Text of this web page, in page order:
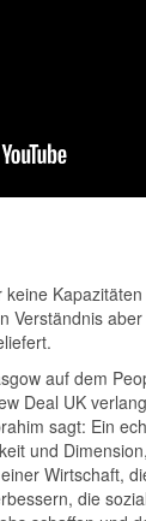
Verständnis
auf dem
Deal UK
sagt: Ein
und
Wirtschaft,
die